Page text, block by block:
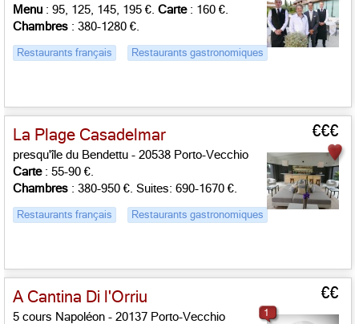
Menu : 95, 125, 145, 195 €. Carte: 160 €.
Chambres : 380-1280 €.
Restaurants français Restaurants gastronomiques
La Plage Casadelmar €€€
presqu'île du Bendettu - 20538 Porto-Vecchio
Carte: 55-90 €.
Chambres : 380-950 €. Suites: 690-1670 €.
Restaurants français Restaurants gastronomiques
A Cantina Di l'Orriu €€
5 cours Napoléon - 20137 Porto-Vecchio
1